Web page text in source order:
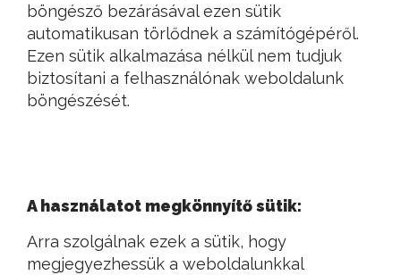
böngésző bezárásával ezen sütik
automatikusan törlődnek a számítógépéről.
Ezen sütik alkalmazása nélkül nem tudjuk
biztosítani a felhasználónak weboldalunk
böngészését.
A használatot megkönnyítő sütik:
Arra szolgálnak ezek a sütik, hogy
megjegyezhessük a weboldalunkkal